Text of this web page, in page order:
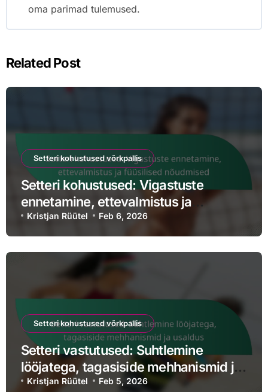
oma parimad tulemused.
Related Post
Setteri kohustused võrkpallis
Setteri kohustused: Vigastuste
ennetamine, ettevalmistus ja
füüsilised nõudmised
Kristjan Rüütel Feb 6, 2026
Setteri kohustused võrkpallis
Setteri vastutused: Suhtlemine
lööjatega, tagasiside mehhanismid ja
usaldus
Kristjan Rüütel Feb 5, 2026